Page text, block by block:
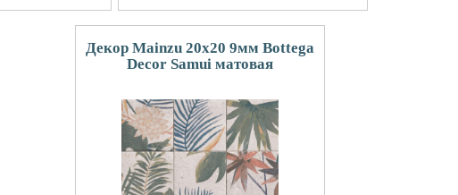
Декор Mainzu 20x20 9мм Bottega
Decor Samui матовая